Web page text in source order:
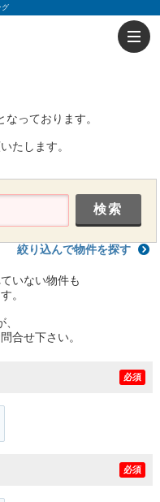
グ
っております。
たします。
絞り込んで物件を探す
いない物件も
。
合せ下さい。
必須
必須